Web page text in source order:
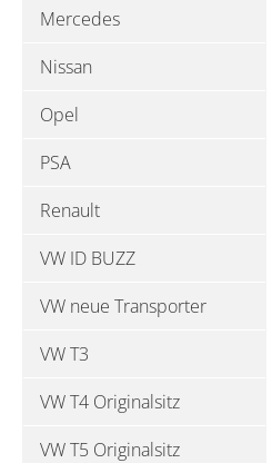
Mercedes
Nissan
Opel
PSA
Renault
VW ID BUZZ
VW neue Transporter
VW T3
VW T4 Originalsitz
VW T5 Originalsitz